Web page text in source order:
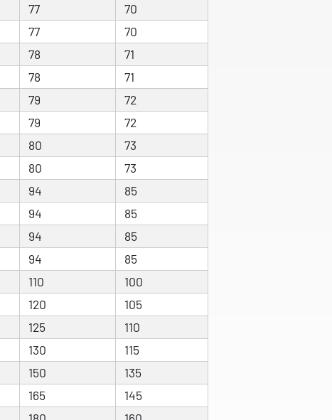
77
70
77
70
78
71
78
71
79
72
79
72
80
73
80
73
94
85
94
85
94
85
94
85
110
100
120
105
125
110
130
115
150
135
165
145